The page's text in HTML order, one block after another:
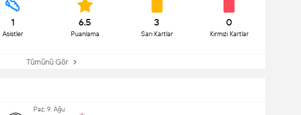
1
Asistler
6.5
Puanlama
3
Sarı Kartlar
0
Kırmızı Kartlar
Tümünü Gör
Paz, 9. Ağu